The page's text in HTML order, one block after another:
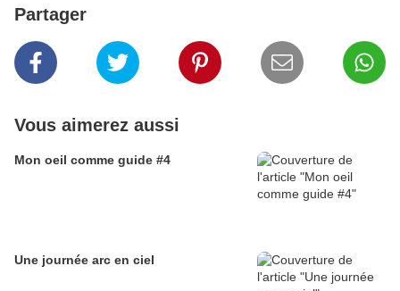
Partager
Vous aimerez aussi
Mon oeil comme guide #4
Une journée arc en ciel